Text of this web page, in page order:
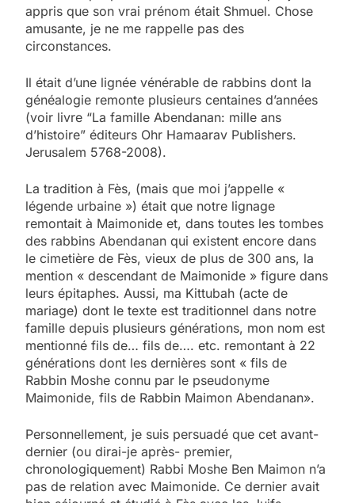
appris que son vrai prénom était Shmuel. Chose
amusante, je ne me rappelle pas des
circonstances.
Il était d’une lignée vénérable de rabbins dont la
généalogie remonte plusieurs centaines d’années
(voir livre “La famille Abendanan: mille ans
d’histoire” éditeurs Ohr Hamaarav Publishers.
Jerusalem 5768-2008).
La tradition à Fès, (mais que moi j’appelle «
légende urbaine ») était que notre lignage
remontait à Maimonide et, dans toutes les tombes
des rabbins Abendanan qui existent encore dans
le cimetière de Fès, vieux de plus de 300 ans, la
mention « descendant de Maimonide » figure dans
leurs épitaphes. Aussi, ma Kittubah (acte de
mariage) dont le texte est traditionnel dans notre
famille depuis plusieurs générations, mon nom est
mentionné fils de… fils de…. etc. remontant à 22
générations dont les dernières sont « fils de
Rabbin Moshe connu par le pseudonyme
Maimonide, fils de Rabbin Maimon Abendanan».
Personnellement, je suis persuadé que cet avant-
dernier (ou dirai-je après- premier,
chronologiquement) Rabbi Moshe Ben Maimon n’a
pas de relation avec Maimonide. Ce dernier avait